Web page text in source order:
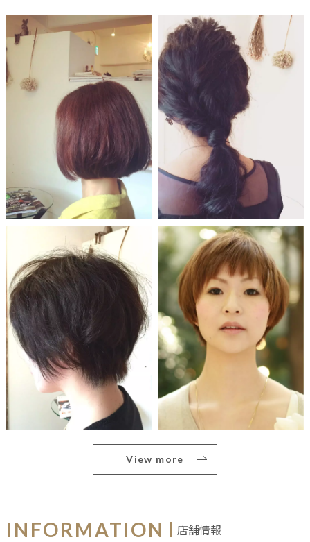
COLOR
くろ髪柔らかショートヘ
藤本 智輝
View more
COLOR
マッシュルームボブ
奥田 仁
View more
View more
INFORMATION 店舗情報